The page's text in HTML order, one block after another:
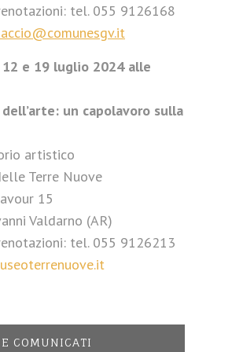
tel. 055 9126168
e 19 luglio 2024 alle
un capolavoro sulla
artistico
Terre Nuove
15
Valdarno (AR)
tel. 055 9126213
E COMUNICATI